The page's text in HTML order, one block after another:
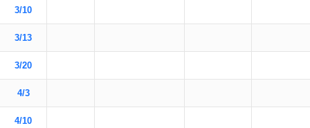
3/10
3/13
3/20
4/3
4/10